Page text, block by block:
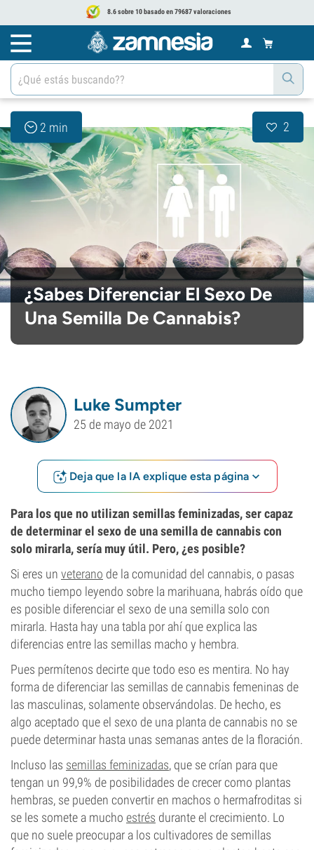
8.6 sobre 10 basado en 79687 valoraciones
2 min 2
¿Sabes Diferenciar El Sexo De
Una Semilla De Cannabis?
Luke Sumpter
25 de mayo de 2021
Deja que la IA explique esta página
Para los que no utilizan semillas feminizadas, ser capaz
de determinar el sexo de una semilla de cannabis con
solo mirarla, sería muy útil. Pero, ¿es posible?
Si eres un veterano de la comunidad del cannabis, o pasas
mucho tiempo leyendo sobre la marihuana, habrás oído que
es posible diferenciar el sexo de una semilla solo con
mirarla. Hasta hay una tabla por ahí que explica las
diferencias entre las semillas macho y hembra.
Pues permítenos decirte que todo eso es mentira. No hay
forma de diferenciar las semillas de cannabis femeninas de
las masculinas, solamente observándolas. De hecho, es
algo aceptado que el sexo de una planta de cannabis no se
puede determinar hasta unas semanas antes de la floración.
Incluso las semillas feminizadas, que se crían para que
tengan un 99,9% de posibilidades de crecer como plantas
hembras, se pueden convertir en machos o hermafroditas si
se les somete a mucho estrés durante el crecimiento. Lo
que no suele preocupar a los cultivadores de semillas